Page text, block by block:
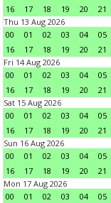
16
17 18 19 20 21
Thu 13 Aug 2026
00
01 02 03 04 05
16
17 18 19 20 21
Fri 14 Aug 2026
00
01 02 03 04 05
16
17 18 19 20 21
Sat 15 Aug 2026
00
01 02 03 04 05
16
17 18 19 20 21
Sun 16 Aug 2026
00
01 02 03 04 05
16
17 18 19 20 21
Mon 17 Aug 2026
00
01 02 03 04 05